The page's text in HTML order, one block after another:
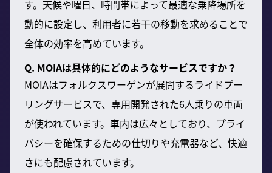
す。天候や曜日、時間帯によって最適な乗降場所を
動的に設定し、利用者に若干の移動を求めることで
全体の効率を高めています。
Q. MOIAは具体的にどのようなサービスですか？
MOIAはフォルクスワーゲンが展開するライドプー
リングサービスで、専用開発された6人乗りの車両
が使われています。車内は広々としており、プライ
バシーを確保するための仕切りや充電器など、快適
さにも配慮されています。